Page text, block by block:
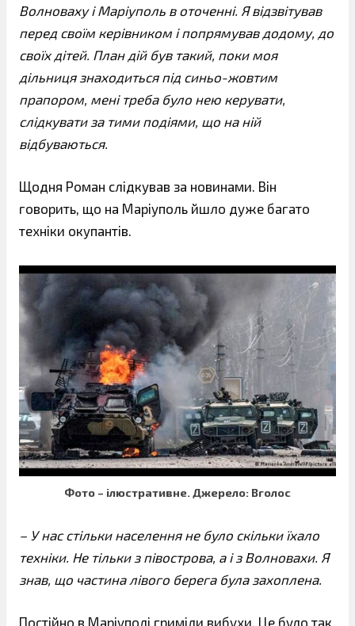
Волноваху і Маріуполь в оточенні. Я відзвітував
перед своїм керівником і попрямував додому, до
своїх дітей. План дій був такий, поки моя
дільниця знаходиться під синьо-жовтим
прапором, мені треба було нею керувати,
слідкувати за тими подіями, що на ній
відбуваються.
Щодня Роман слідкував за новинами. Він
говорить, що на Маріуполь йшло дуже багато
техніки окупантів.
Фото – ілюстративне. Джерело: Вголос
– У нас стільки населення не було скільки їхало
техніки. Не тільки з півострова, а і з Волновахи. Я
знав, що частина лівого берега була захоплена.
Постійно в Маріуполі гриміли вибухи. Це було так